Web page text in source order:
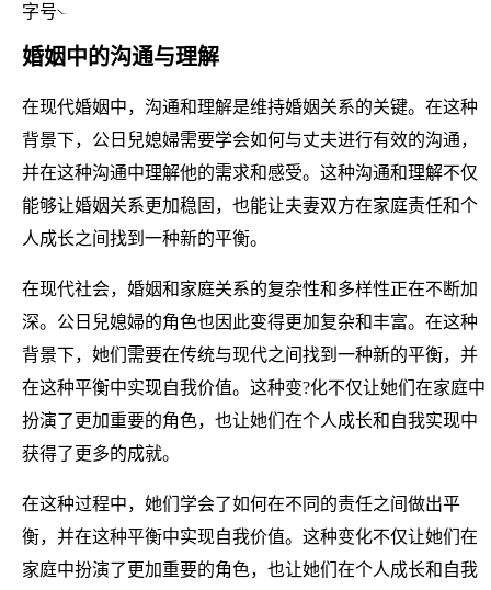
字号
婚姻中的沟通与理解
在现代婚姻中，沟通和理解是维持婚姻关系的关键。在这种
背景下，公日兒媳婦需要学会如何与丈夫进行有效的沟通，
并在这种沟通中理解他的需求和感受。这种沟通和理解不仅
能够让婚姻关系更加稳固，也能让夫妻双方在家庭责任和个
人成长之间找到一种新的平衡。
在现代社会，婚姻和家庭关系的复杂性和多样性正在不断加
深。公日兒媳婦的角色也因此变得更加复杂和丰富。在这种
背景下，她们需要在传统与现代之间找到一种新的平衡，并
在这种平衡中实现自我价值。这种变?化不仅让她们在家庭中
扮演了更加重要的角色，也让她们在个人成长和自我实现中
获得了更多的成就。
在这种过程中，她们学会了如何在不同的责任之间做出平
衡，并在这种平衡中实现自我价值。这种变化不仅让她们在
家庭中扮演了更加重要的角色，也让她们在个人成长和自我